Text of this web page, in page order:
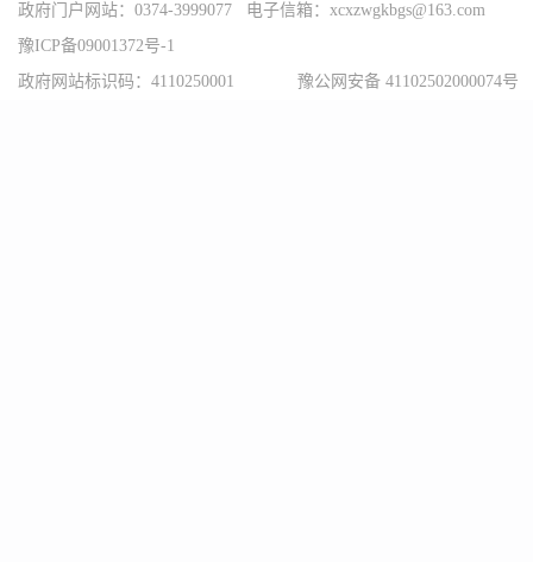
政府门户网站：0374-3999077 电子信箱：xcxzwgkbgs@163.com
豫ICP备09001372号-1
政府网站标识码：4110250001
豫公网安备 41102502000074号